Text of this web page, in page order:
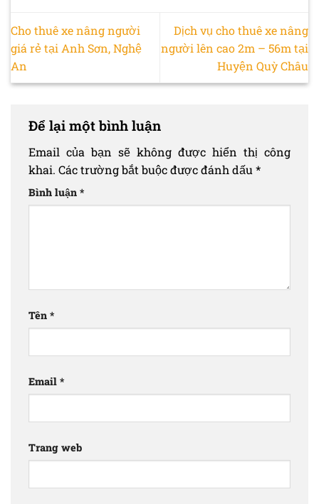
Cho thuê xe nâng người
giá rẻ tại Anh Sơn, Nghệ
An
Dịch vụ cho thuê xe nâng
người lên cao 2m – 56m tại
Huyện Quỳ Châu
Để lại một bình luận
Email của bạn sẽ không được hiển thị công
khai. Các trường bắt buộc được đánh dấu*
Bình luận *
Tên *
Email *
Trang web